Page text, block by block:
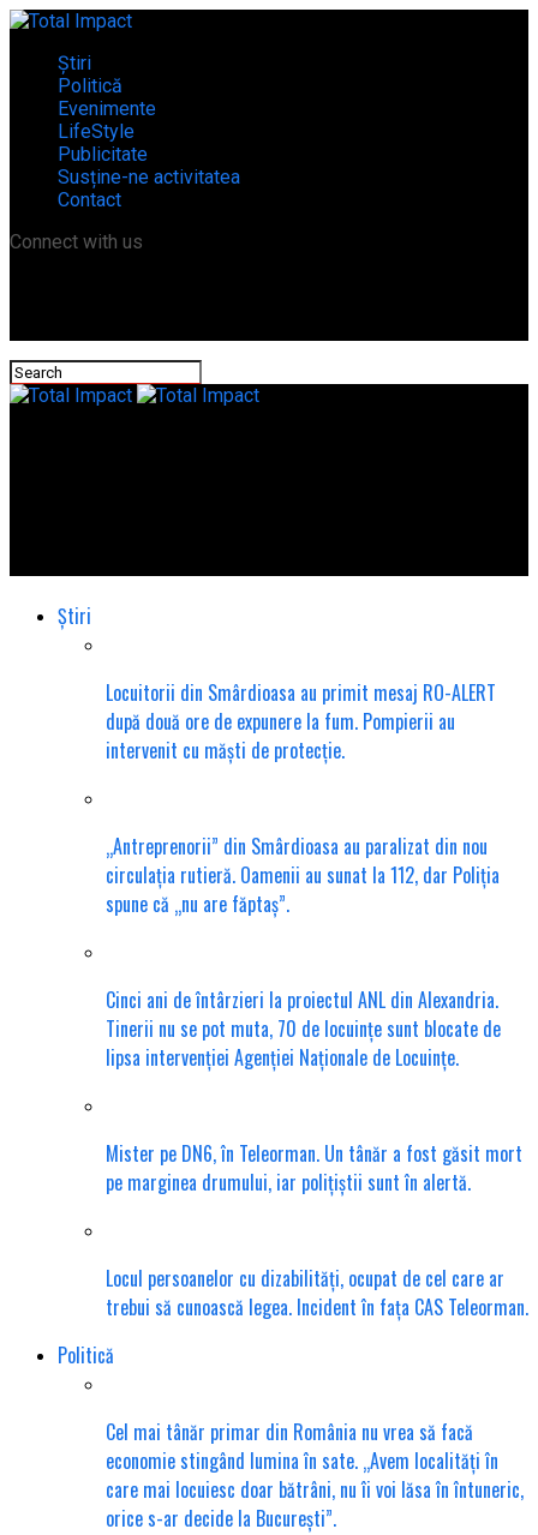
Știri
Politică
Evenimente
LifeStyle
Publicitate
Susține-ne activitatea
Contact
Connect with us
Știri
Locuitorii din Smârdioasa au primit mesaj RO-ALERT
după două ore de expunere la fum. Pompierii au
intervenit cu măști de protecție.
„Antreprenorii” din Smârdioasa au paralizat din nou
circulația rutieră. Oamenii au sunat la 112, dar Poliția
spune că „nu are făptaș”.
Cinci ani de întârzieri la proiectul ANL din Alexandria.
Tinerii nu se pot muta, 70 de locuințe sunt blocate de
lipsa intervenției Agenției Naționale de Locuințe.
Mister pe DN6, în Teleorman. Un tânăr a fost găsit mort
pe marginea drumului, iar polițiștii sunt în alertă.
Locul persoanelor cu dizabilități, ocupat de cel care ar
trebui să cunoască legea. Incident în fața CAS Teleorman.
Politică
Cel mai tânăr primar din România nu vrea să facă
economie stingând lumina în sate. „Avem localități în
care mai locuiesc doar bătrâni, nu îi voi lăsa în întuneric,
orice s-ar decide la București”.